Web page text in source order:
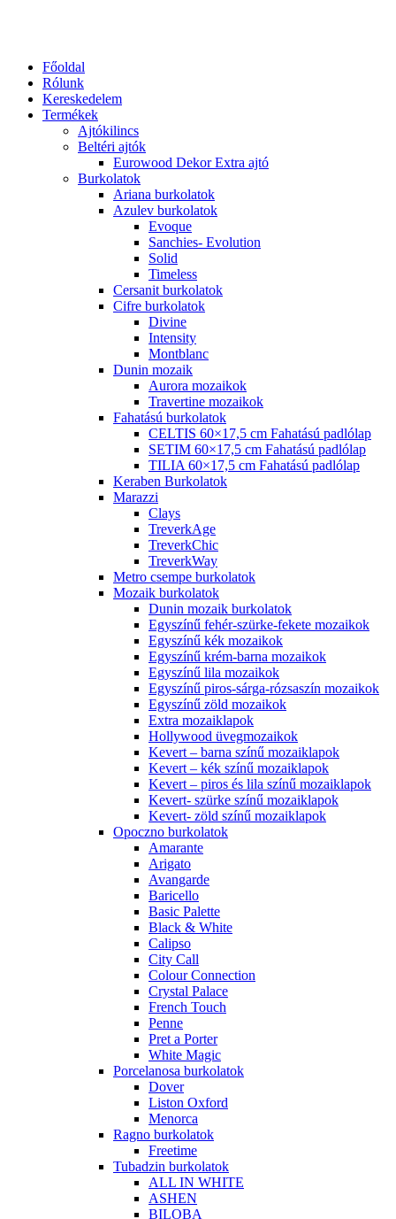
Főoldal
Rólunk
Kereskedelem
Termékek
Ajtókilincs
Beltéri ajtók
Eurowood Dekor Extra ajtó
Burkolatok
Ariana burkolatok
Azulev burkolatok
Evoque
Sanchies- Evolution
Solid
Timeless
Cersanit burkolatok
Cifre burkolatok
Divine
Intensity
Montblanc
Dunin mozaik
Aurora mozaikok
Travertine mozaikok
Fahatású burkolatok
CELTIS 60×17,5 cm Fahatású padlólap
SETIM 60×17,5 cm Fahatású padlólap
TILIA 60×17,5 cm Fahatású padlólap
Keraben Burkolatok
Marazzi
Clays
TreverkAge
TreverkChic
TreverkWay
Metro csempe burkolatok
Mozaik burkolatok
Dunin mozaik burkolatok
Egyszínű fehér-szürke-fekete mozaikok
Egyszínű kék mozaikok
Egyszínű krém-barna mozaikok
Egyszínű lila mozaikok
Egyszínű piros-sárga-rózsaszín mozaikok
Egyszínű zöld mozaikok
Extra mozaiklapok
Hollywood üvegmozaikok
Kevert – barna színű mozaiklapok
Kevert – kék színű mozaiklapok
Kevert – piros és lila színű mozaiklapok
Kevert- szürke színű mozaiklapok
Kevert- zöld színű mozaiklapok
Opoczno burkolatok
Amarante
Arigato
Avangarde
Baricello
Basic Palette
Black & White
Calipso
City Call
Colour Connection
Crystal Palace
French Touch
Penne
Pret a Porter
White Magic
Porcelanosa burkolatok
Dover
Liston Oxford
Menorca
Ragno burkolatok
Freetime
Tubadzin burkolatok
ALL IN WHITE
ASHEN
BILOBA